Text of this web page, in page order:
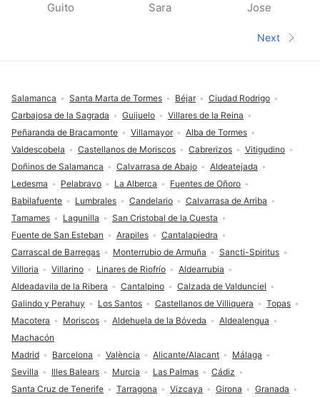
Guito Sara Jose
Next
Next
Madrid Barcelona València Alicante/Alacant
Málaga
Sevilla
Illes Balears Murcia Las Palmas
Cádiz
Santa Cruz de Tenerife
Tarragona Vizcaya Girona
Granada
Salamanca Santa Marta de Tormes Béjar
Ciudad Rodrigo
Carbajosa de la Sagrada
Guijuelo
Villares de la Reina
Peñaranda de Bracamonte
Villamayor
Alba de Tormes
Valdescobela
Castellanos de Moriscos Cabrerizos
Vitigudino
Doñinos de Salamanca
Calvarrasa de Abajo
Aldeatejada
Ledesma
Pelabravo La Alberca
Fuentes de Oñoro
Babilafuente
Lumbrales Candelario
Calvarrasa de Arriba
Tamames
Lagunilla
San Cristobal de la Cuesta
Fuente de San Esteban
Arapiles
Cantalapiedra
Carrascal de Barregas
Monterrubio de Armuña
Sancti-Spiritus
Villoria
Villarino Linares de Riofrío
Aldearrubia
Aldeadavila de la Ribera
Cantalpino
Calzada de Valdunciel
Galindo y Perahuy
Los Santos Castellanos de Villiquera
Topas
Macotera
Moriscos Aldehuela de la Bóveda
Aldealengua
Machacón